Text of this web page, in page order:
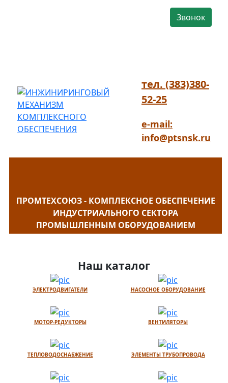
Звонок
тел. (383)380-
52-25
e-mail:
info@ptsnsk.ru
ПРОМТЕХСОЮЗ - КОМПЛЕКСНОЕ ОБЕСПЕЧЕНИЕ
ИНДУСТРИАЛЬНОГО СЕКТОРА
ПРОМЫШЛЕННЫМ ОБОРУДОВАНИЕМ
Наш каталог
ЭЛЕКТРОДВИГАТЕЛИ НАСОСНОЕ ОБОРУДОВАНИЕ
МОТОР-РЕДУКТОРЫ ВЕНТИЛЯТОРЫ
ТЕПЛОВОДОСНАБЖЕНИЕ ЭЛЕМЕНТЫ ТРУБОПРОВОДА